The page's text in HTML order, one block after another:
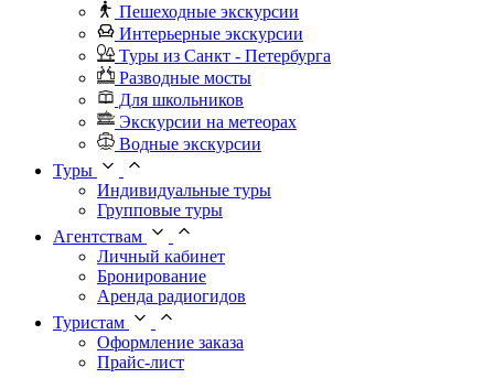
Пешеходные экскурсии
Интерьерные экскурсии
Туры из Санкт - Петербурга
Разводные мосты
Для школьников
Экскурсии на метеорах
Водные экскурсии
Туры
Индивидуальные туры
Групповые туры
Агентствам
Личный кабинет
Бронирование
Аренда радиогидов
Туристам
Оформление заказа
Прайс-лист